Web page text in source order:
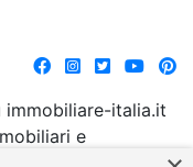
immobiliare-italia.it
e